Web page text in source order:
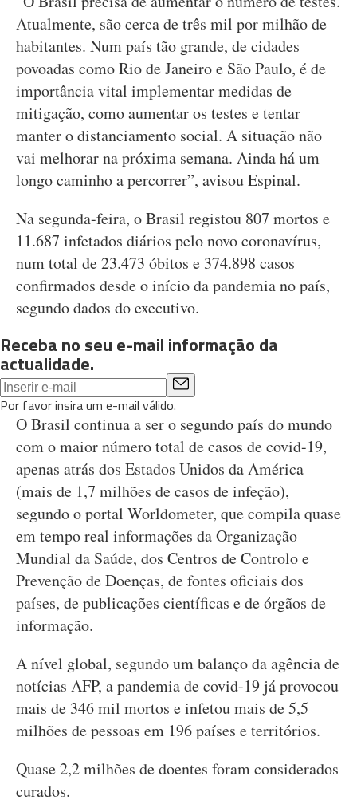
Atualmente, são cerca de três mil por milhão de
habitantes. Num país tão grande, de cidades
povoadas como Rio de Janeiro e São Paulo, é de
importância vital implementar medidas de
mitigação, como aumentar os testes e tentar
manter o distanciamento social. A situação não
vai melhorar na próxima semana. Ainda há um
longo caminho a percorrer”, avisou Espinal.
Na segunda-feira, o Brasil registou 807 mortos e
11.687 infetados diários pelo novo coronavírus,
num total de 23.473 óbitos e 374.898 casos
confirmados desde o início da pandemia no país,
segundo dados do executivo.
Receba no seu e-mail informação da
actualidade.
Por favor insira um e-mail válido.
O Brasil continua a ser o segundo país do mundo
com o maior número total de casos de covid-19,
apenas atrás dos Estados Unidos da América
(mais de 1,7 milhões de casos de infeção),
segundo o portal Worldometer, que compila quase
em tempo real informações da Organização
Mundial da Saúde, dos Centros de Controlo e
Prevenção de Doenças, de fontes oficiais dos
países, de publicações científicas e de órgãos de
informação.
A nível global, segundo um balanço da agência de
notícias AFP, a pandemia de covid-19 já provocou
mais de 346 mil mortos e infetou mais de 5,5
milhões de pessoas em 196 países e territórios.
Quase 2,2 milhões de doentes foram considerados
curados.